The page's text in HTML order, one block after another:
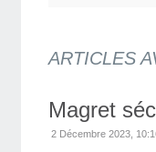
ARTICLES
Magret
2 Décembre 2023,